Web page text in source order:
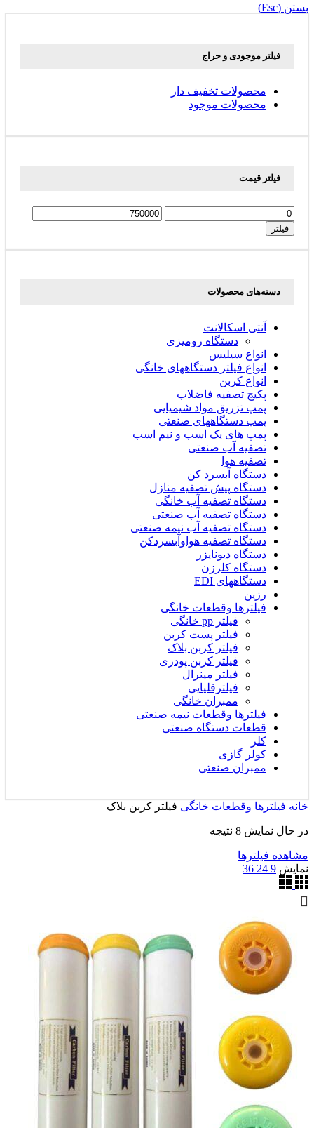
بستن (Esc)
فیلتر موجودی و حراج
محصولات تخفیف دار
محصولات موجود
فیلتر قیمت
حداقل
قیمت
حداکثر
فیلتر
دسته‌های محصولات
آنتی اسکالانت
دستگاه رومیزی
انواع سیلیس
انواع فیلتر دستگاههای خانگی
انواع کربن
پکیج تصفیه فاضلاب
پمپ تزریق مواد شیمیایی
پمپ دستگاههای صنعتی
پمپ های یک اسب و نیم اسب
تصفیه آب صنعتی
تصفیه هوا
دستگاه آبسرد کن
دستگاه پیش تصفیه منازل
دستگاه تصفیه آب خانگی
دستگاه تصفیه آب صنعتی
دستگاه تصفیه آب نیمه صنعتی
دستگاه تصفیه هواوآبسردکن
دستگاه دیونایزر
دستگاه کلرزن
دستگاههای EDI
رزین
فیلترها وقطعات خانگی
فیلتر pp خانگی
فیلتر پست کربن
فیلتر کربن بلاک
فیلتر کربن پودری
فیلتر مینرال
فیلترقلیایی
ممبران خانگی
فیلترها وقطعات نیمه صنعتی
قطعات دستگاه صنعتی
کلر
کولر گازی
ممبران صنعتی
خانه فیلترها وقطعات خانگی فیلتر کربن بلاک
در حال نمایش 8 نتیجه
مشاهده فیلترها
نمایش 9
24
36